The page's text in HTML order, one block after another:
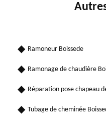
Ramoneur Boissede
Ramonage de chaudière
Réparation pose chapeau
Tubage de cheminée